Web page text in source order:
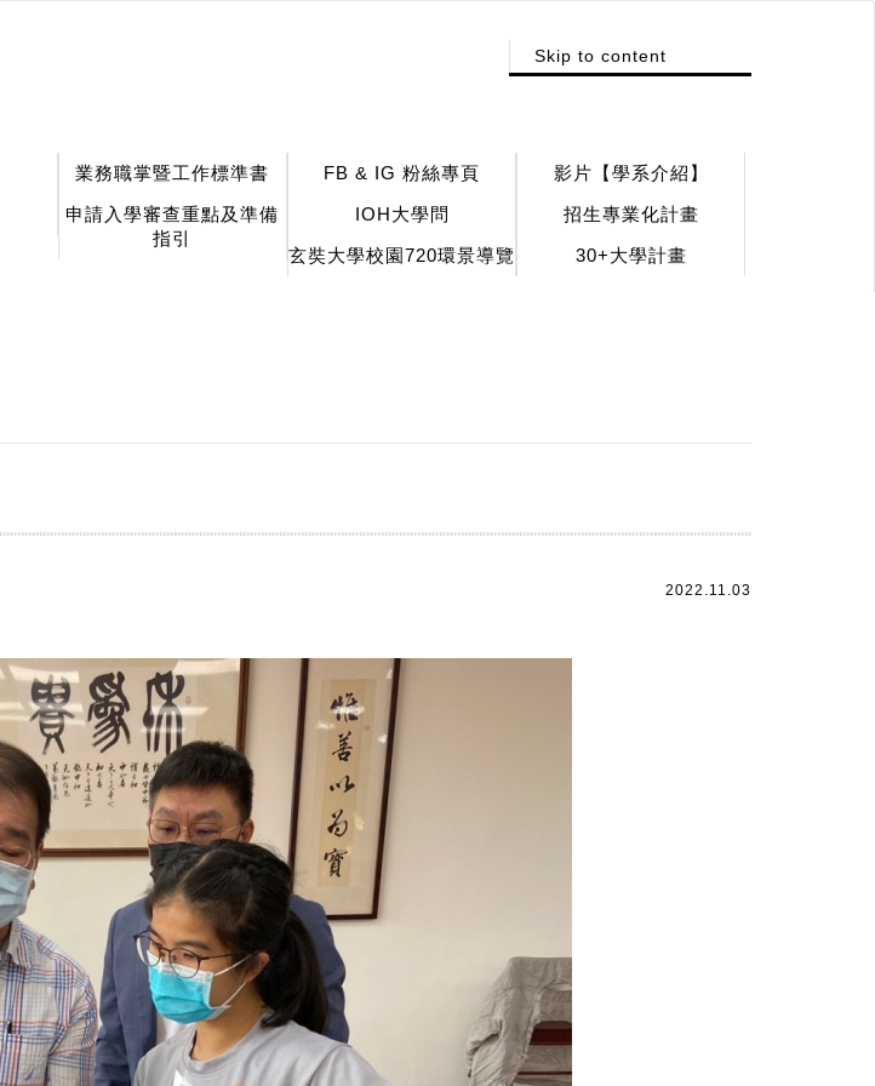
Skip to content
業務職掌暨工作標準書 FB & IG 粉絲專頁
影片【學系介紹】
申請入學審查重點及準備
指引
IOH大學問
招生專業化計畫
玄奘大學校園720環景導覽
30+大學計畫
2022.11.03